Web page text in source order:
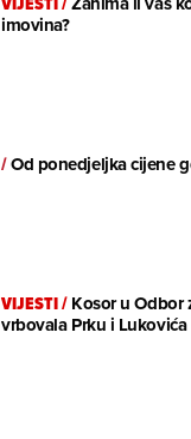
imovina?
/Od ponedjeljka cijene
VIJESTI/Kosor u Odbor
vrbovala Prku i Lukovića